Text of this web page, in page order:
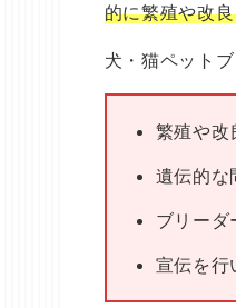
的に繁殖や改
犬・猫ペット
繁殖や改
遺伝的な
ブリーダ
宣伝を行